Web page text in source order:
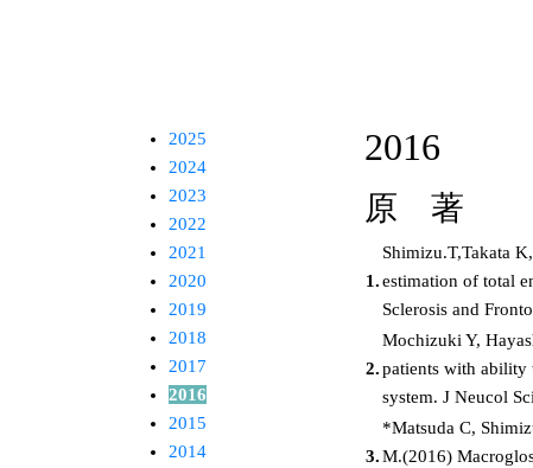
2025
2024
2023
2022
2021
2020
2019
2018
2017
2016
2015
2014
2016
原 著
1.
Shimizu.T,Takata
estimation of total
Sclerosis and
2.
Mochizuki Y,
patients with ability
system. J Neucol
3.
*Matsuda C,
M.(2016)